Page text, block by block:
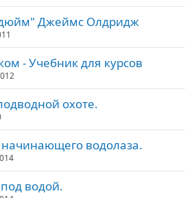
Джеймс Олдридж
- Учебник для курсов
охоте.
водолаза.
водой.